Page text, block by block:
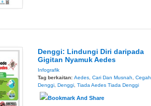
Denggi: Lindungi Diri daripada
Gigitan Nyamuk Aedes
Infografik
Tag berkaitan:Aedes,Cari Dan Musnah,Cegah
Denggi,Denggi,Tiada Aedes Tiada Denggi